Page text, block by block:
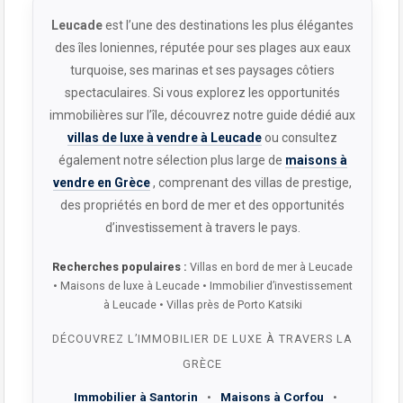
Leucadeest l’une des destinations les plus élégantes
des îles Ioniennes, réputée pour ses plages aux eaux
turquoise, ses marinas et ses paysages côtiers
spectaculaires. Si vous explorez les opportunités
immobilières sur l’île, découvrez notre guide dédié aux
villas de luxe à vendre à Leucadeou consultez
également notre sélection plus large de maisons à
vendre en Grèce, comprenant des villas de prestige,
des propriétés en bord de mer et des opportunités
d’investissement à travers le pays.
Recherches populaires : Villas en bord de mer à Leucade
• Maisons de luxe à Leucade • Immobilier d’investissement
à Leucade • Villas près de Porto Katsiki
DÉCOUVREZ L’IMMOBILIER DE LUXE À TRAVERS LA
GRÈCE
Immobilier à Santorin • Maisons à Corfou •